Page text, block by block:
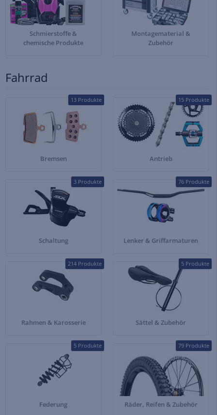
Schmierstoffe &
chemische Produkte
Montagematerial &
Zubehör
Fahrrad
13 Produkte
Bremsen
15 Produkte
Antrieb
3 Produkte
Schaltung
76 Produkte
Lenker & Griffarmaturen
214 Produkte
Rahmen & Karosserie
5 Produkte
Sättel & Zubehör
5 Produkte
Federung
79 Produkte
Räder, Reifen & Zubehör